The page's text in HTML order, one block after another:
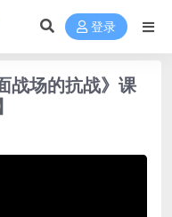
登录
战场的抗战》课